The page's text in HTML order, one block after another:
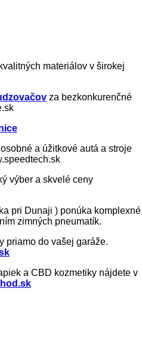
materiálov v širokej
za bezkonkurenčné
a úžitkové autá a stroje
výber a skvelé ceny
pri Dunaji ) ponúka komplexné
zimných pneumatík.
priamo do vašej garáže.
a CBD kozmetiky nájdete v